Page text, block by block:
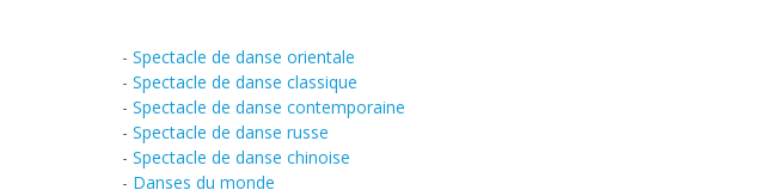
- Spectacle de danse orientale
- Spectacle de danse classique
- Spectacle de danse contemporaine
- Spectacle de danse russe
- Spectacle de danse chinoise
- Danses du monde